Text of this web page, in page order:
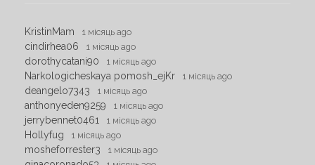
KristinMam 1 місяць ago
cindirhea06 1 місяць ago
dorothycatani90 1 місяць ago
Narkologicheskaya pomosh_ejKr 1 місяць ago
deangelo7343 1 місяць ago
anthonyeden9259 1 місяць ago
jerrybennet0461 1 місяць ago
Hollyfug 1 місяць ago
mosheforrester3 1 місяць ago